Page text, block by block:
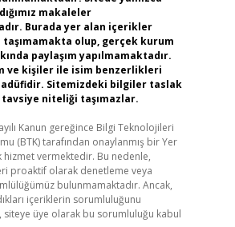
makaleler
Burada yer alan içerikler
olup, gerçek kurum
paylaşım yapılmamaktadır.
ve kişiler ile isim benzerlikleri
Sitemizdeki bilgiler taslak
niteliği taşımazlar.
Kanun gereğince Bilgi Teknolojileri
(BTK) tarafından onaylanmış bir Yer
hizmet vermektedir. Bu nedenle,
proaktif olarak denetleme veya
bulunmamaktadır. Ancak,
içeriklerin sorumluluğunu
siteye üye olarak bu sorumluluğu kabul